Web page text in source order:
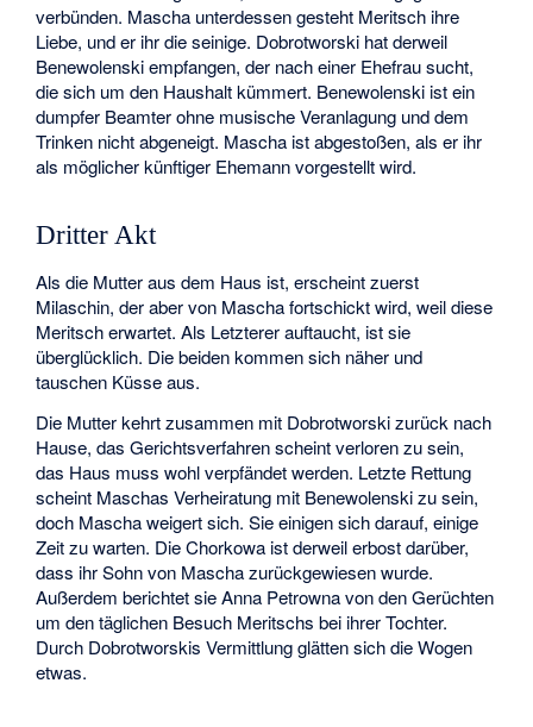
verbünden. Mascha unterdessen gesteht Meritsch ihre
Liebe, und er ihr die seinige. Dobrotworski hat derweil
Benewolenski empfangen, der nach einer Ehefrau sucht,
die sich um den Haushalt kümmert. Benewolenski ist ein
dumpfer Beamter ohne musische Veranlagung und dem
Trinken nicht abgeneigt. Mascha ist abgestoßen, als er ihr
als möglicher künftiger Ehemann vorgestellt wird.
Dritter Akt
Als die Mutter aus dem Haus ist, erscheint zuerst
Milaschin, der aber von Mascha fortschickt wird, weil diese
Meritsch erwartet. Als Letzterer auftaucht, ist sie
überglücklich. Die beiden kommen sich näher und
tauschen Küsse aus.
Die Mutter kehrt zusammen mit Dobrotworski zurück nach
Hause, das Gerichtsverfahren scheint verloren zu sein,
das Haus muss wohl verpfändet werden. Letzte Rettung
scheint Maschas Verheiratung mit Benewolenski zu sein,
doch Mascha weigert sich. Sie einigen sich darauf, einige
Zeit zu warten. Die Chorkowa ist derweil erbost darüber,
dass ihr Sohn von Mascha zurückgewiesen wurde.
Außerdem berichtet sie Anna Petrowna von den Gerüchten
um den täglichen Besuch Meritschs bei ihrer Tochter.
Durch Dobrotworskis Vermittlung glätten sich die Wogen
etwas.